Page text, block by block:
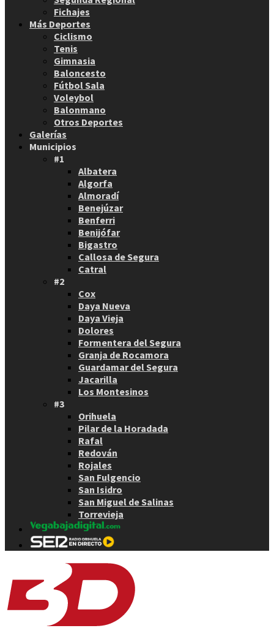
Fichajes
Más Deportes
Ciclismo
Tenis
Gimnasia
Baloncesto
Fútbol Sala
Voleybol
Balonmano
Otros Deportes
Galerías
Municipios
#1
Albatera
Algorfa
Almoradí
Benejúzar
Benferri
Benijófar
Bigastro
Callosa de Segura
Catral
#2
Cox
Daya Nueva
Daya Vieja
Dolores
Formentera del Segura
Granja de Rocamora
Guardamar del Segura
Jacarilla
Los Montesinos
#3
Orihuela
Pilar de la Horadada
Rafal
Redován
Rojales
San Fulgencio
San Isidro
San Miguel de Salinas
Torrevieja